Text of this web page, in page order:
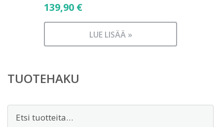
139,90 €
LUE LISÄÄ »
TUOTEHAKU